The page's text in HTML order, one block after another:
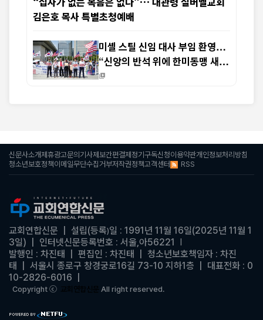
“십자가 없는 복음은 없다”… 대관령 실버벨교회
김은호 목사 특별초청예배
미셸 스틸 신임 대사 부임 환영…
“신앙의 반석 위에 한미동맹 새
도약 기대”
신문사소개제휴광고문의 기사제보간편결제 정기구독신청이용약관개인정보처리방침
청소년보호정책 이메일무단수집거부저작권정책고객센터 RSS
교회연합신문 | 설립(등록)일 : 1991년 11월 16일(2025년 11월 1
3일)
인터넷신문등록번호 : 서울,아56221
발행인 : 차진태 | 편집인 : 차진태
청소년보호책임자 : 차진
태
| 서울시 종로구 창경궁로16길 73-10 지하1층 | 대표전화 : 0
10-2826-6016
Copyright ⓒ 교회연합신문 All right reserved.